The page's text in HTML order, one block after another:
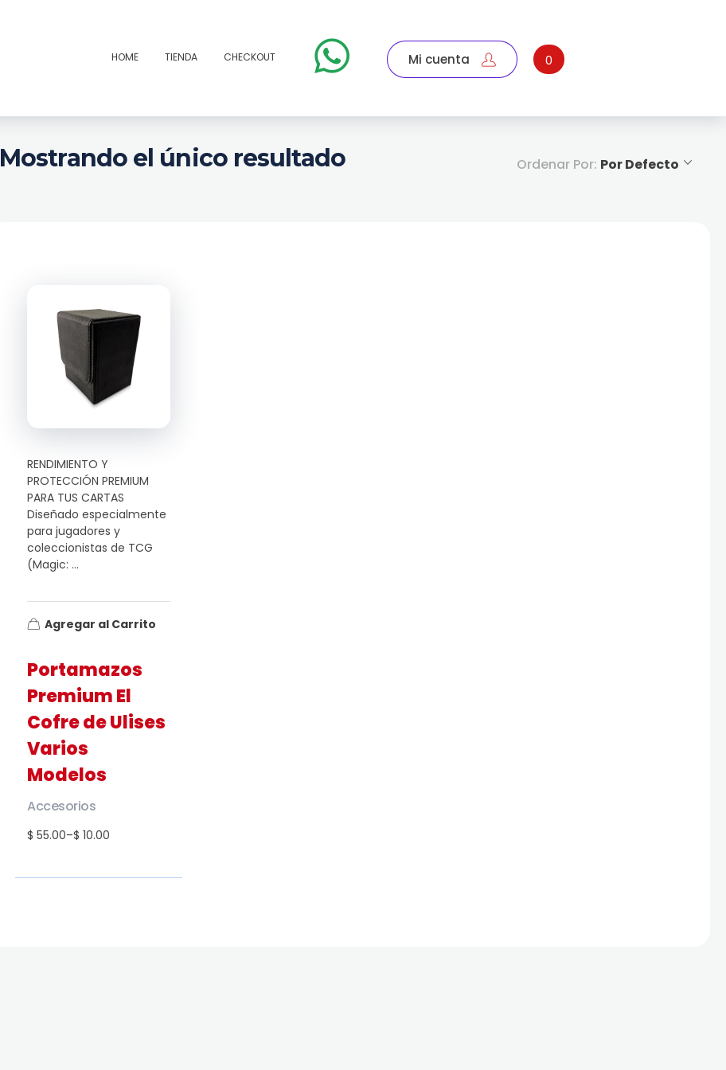
HOME TIENDA CHECKOUT Mi cuenta 0
Mostrando el único resultado Ordenar Por: Por Defecto
Portamazos
Premium El
Cofre de Ulises
Varios
Modelos
$ 10.00
–
$ 55.00
Accesorios
RENDIMIENTO Y
PROTECCIÓN PREMIUM
PARA TUS CARTAS
Diseñado especialmente
para jugadores y
coleccionistas de TCG
(Magic: ...
Agregar al Carrito